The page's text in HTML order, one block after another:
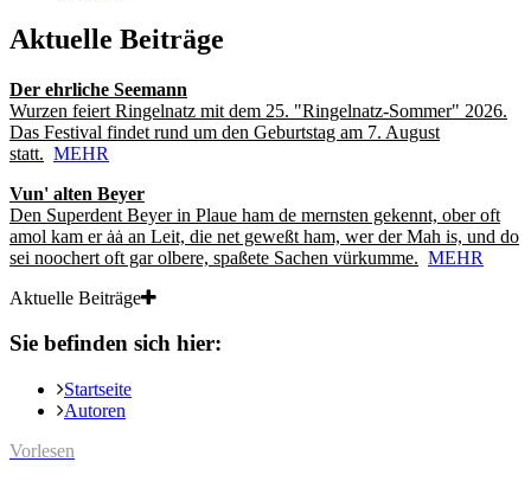
Aktuelle Beiträge
Der ehrliche Seemann
Wurzen feiert Ringelnatz mit dem 25. "Ringelnatz-Sommer" 2026.
Das Festival findet rund um den Geburtstag am 7. August
statt. MEHR
Vun' alten Beyer
Den Superdent Beyer in Plaue ham de mernsten gekennt, ober oft
amol kam er ȧȧ an Leit, die net geweßt ham, wer der Mah is, und do
sei noochert oft gar olbere, spaßete Sachen vürkumme. MEHR
Aktuelle Beiträge
Sie befinden sich hier:
Startseite
Autoren
Vorlesen